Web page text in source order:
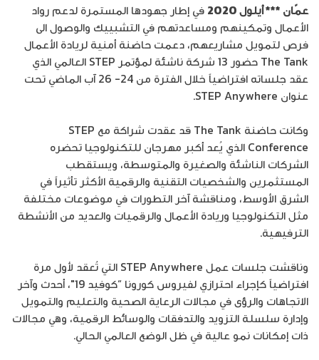
عمّان *** أيلول 2020
في إطار جهودها المستمرة لدعم رواد
الأعمال وتمكينهم ومساعدتهم في التشبييك والوصول الى
فرص لتمويل مشاريعهم، دعمت حاضنة أمنية لريادة الأعمال
The Tank حضور 13 شركة ناشئة لمؤتمر STEP العالمي الذي
عقد جلساته افتراضياً خلال الفترة من 24- 26 آب الماضي تحت
عنوان STEP Anywhere.
وكانت حاضنة The Tank قد عقدت شراكة مع STEP
Conference الذي يُعد أكبر مهرجان للتكنولوجيا تحضره
الشركات الناشئة والصغيرة والمتوسطة، ويستقطب
المستثمرين والشخصيات التقنية والرقمية الأكثر تأثيراً في
الشرق الأوسط، ومناقشة آخر التطورات في موضوعات مختلفة
مثل التكنولوجيا وريادة الأعمال والرقميات والعديد من الأنشطة
الترفيهية.
وناقشت جلسات عمل STEP Anywhere التي تُعقد لأول مرة
افتراضياً كإجراء احترازي لفيروس كورونا “كوفيد 19″، أحدث وآخر
الاتجاهات والرؤى في مجالات الرعاية الصحية والتعليم والتمويل
وإدارة سلسلة التزويد والتدفقات والوسائط الرقمية، وهي مجالات
ذات إمكانات نمو عالية في ظل الوضع العالمي الحالي.